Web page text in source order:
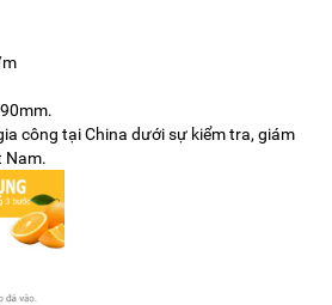
công tại China dưới sự kiểm tra, giám
Nam.